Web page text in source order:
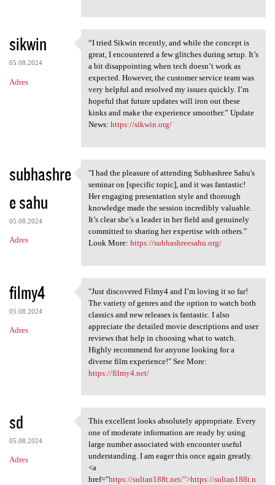
sikwin
05.08.2024
Adres
“I tried Sikwin recently, and
“I tried Sikwin recently, and while the concept is
great, I encountered a few glitches during setup. It’s
a bit disappointing when tech doesn’t work as
expected. However, the customer service team was
very helpful and resolved my issues quickly. I’m
hopeful that future updates will iron out these
kinks and make the experience smoother.” Update
News: https://sikwin.org/
subhashre
e sahu
05.08.2024
Adres
"I had the pleasure of
"I had the pleasure of attending Subhashree Sahu's
seminar on [specific topic], and it was fantastic!
Her engaging presentation style and thorough
knowledge made the session incredibly valuable.
It’s clear she’s a leader in her field and genuinely
committed to sharing her expertise with others."
Look More: https://subhashreesahu.org/
filmy4
05.08.2024
Adres
"Just discovered Filmy4 and I
"Just discovered Filmy4 and I’m loving it so far!
The variety of genres and the option to watch both
classics and new releases is fantastic. I also
appreciate the detailed movie descriptions and user
reviews that help in choosing what to watch.
Highly recommend for anyone looking for a
diverse film experience!" See More:
https://filmy4.net/
sd
05.08.2024
Adres
This excellent looks
This excellent looks absolutely appropriate. Every
one of moderate information are ready by using
large number associated with encounter useful
understanding. I am eager this once again greatly.
<a
href="https://sultan188t.net/">https://sultan188t.n